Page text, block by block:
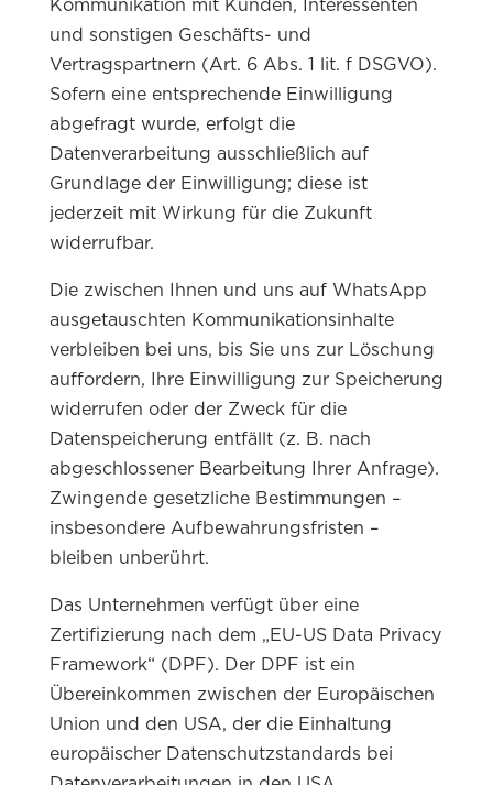
Kommunikation mit Kunden, Interessenten
und sonstigen Geschäfts- und
Vertragspartnern (Art. 6 Abs. 1 lit. f DSGVO).
Sofern eine entsprechende Einwilligung
abgefragt wurde, erfolgt die
Datenverarbeitung ausschließlich auf
Grundlage der Einwilligung; diese ist
jederzeit mit Wirkung für die Zukunft
widerrufbar.
Die zwischen Ihnen und uns auf WhatsApp
ausgetauschten Kommunikationsinhalte
verbleiben bei uns, bis Sie uns zur Löschung
auffordern, Ihre Einwilligung zur Speicherung
widerrufen oder der Zweck für die
Datenspeicherung entfällt (z. B. nach
abgeschlossener Bearbeitung Ihrer Anfrage).
Zwingende gesetzliche Bestimmungen –
insbesondere Aufbewahrungsfristen –
bleiben unberührt.
Das Unternehmen verfügt über eine
Zertifizierung nach dem „EU-US Data Privacy
Framework“ (DPF). Der DPF ist ein
Übereinkommen zwischen der Europäischen
Union und den USA, der die Einhaltung
europäischer Datenschutzstandards bei